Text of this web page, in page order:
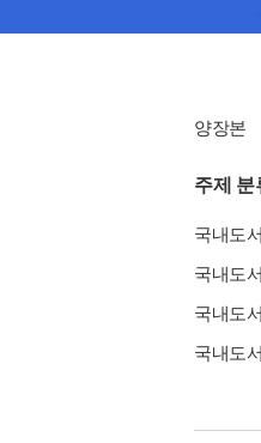
양장본
주제 분
국내도
국내도
국내도
국내도